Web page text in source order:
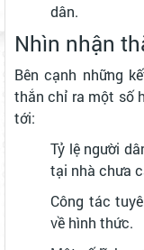
dân.
Nhìn nhận
Bên cạnh những
thắn chỉ ra một số
tới:
Tỷ lệ người
tại nhà chưa
Công tác
về hình thức.